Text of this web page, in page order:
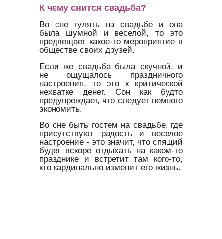
К чему снится свадьба?
Во сне гулять на свадьбе и она
была шумной и веселой, то это
предвещает какое-то мероприятие в
обществе своих друзей.
Если же свадьба была скучной, и
не ощущалось праздничного
настроения, то это к критической
нехватке денег. Сон как будто
предупреждает, что следует немного
экономить.
Во сне быть гостем на свадьбе, где
присутствуют радость и веселое
настроение - это значит, что спящий
будет вскоре отдыхать на каком-то
празднике и встретит там кого-то,
кто кардинально изменит его жизнь.